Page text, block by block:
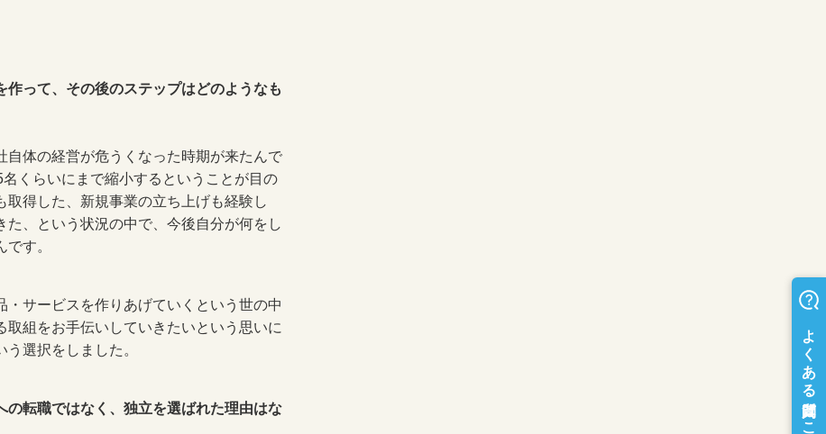
って、その後のステップはどのようなも
自体の経営が危うくなった時期が来たんで
くらいにまで縮小するということが目の
得した、新規事業の立ち上げも経験し
た、という状況の中で、今後自分が何をし
す。
サービスを作りあげていくという世の中
取組をお手伝いしていきたいという思いに
選択をしました。
転職ではなく、独立を選ばれた理由はな